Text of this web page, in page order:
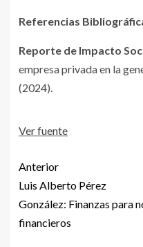
Referencias
Reporte de Impacto
empresa privada en la
(2024).
Ver fuente
Anterior
Luis Alberto Pérez
González: Finanzas para
financieros